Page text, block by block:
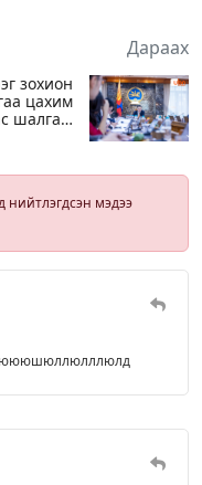
Дараах
зохион
цахим
шалгаж
нийтлэгдсэн мэдээ